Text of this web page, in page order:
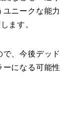
ニークな能力
ます。
、今後デッド
ーになる可能性